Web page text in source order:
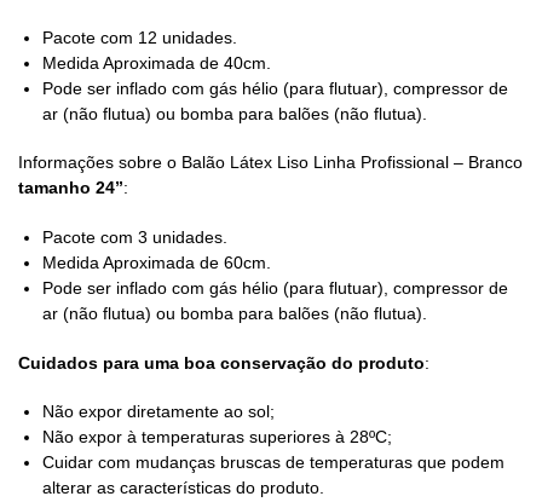
Pacote com 12 unidades.
Medida Aproximada de 40cm.
Pode ser inflado com gás hélio (para flutuar), compressor de
ar (não flutua) ou bomba para balões (não flutua).
Informações sobre o Balão Látex Liso Linha Profissional – Branco
tamanho 24”:
Pacote com 3 unidades.
Medida Aproximada de 60cm.
Pode ser inflado com gás hélio (para flutuar), compressor de
ar (não flutua) ou bomba para balões (não flutua).
Cuidados para uma boa conservação do produto:
Não expor diretamente ao sol;
Não expor à temperaturas superiores à 28ºC;
Cuidar com mudanças bruscas de temperaturas que podem
alterar as características do produto.